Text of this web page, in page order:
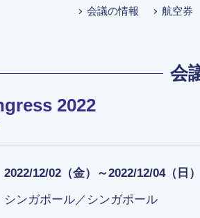
会議の情報 航空券
会
2022
2022/12/02（金）～2022/12/04（日）
シンガポール／シンガポール